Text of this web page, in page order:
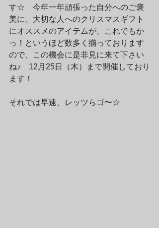
す☆　今年一年頑張った自分へのご褒
美に、大切な人へのクリスマスギフト
にオススメのアイテムが、これでもか
っ！というほど数多く揃っております
ので、この機会に是非見に来て下さい
ね♪　12月25日（木）まで開催しており
ます！
それでは早速、レッツらゴ〜☆